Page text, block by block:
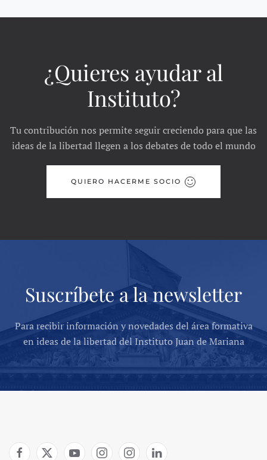
¿Quieres ayudar al
Instituto?
Tu contribución nos permite seguir creciendo para que las
ideas de la libertad llegen a los debates de todo el mundo
QUIERO HACERME SOCIO
Suscríbete a la newsletter
Para recibir información y novedades del área formativa
en ideas de la libertad del Instituto Juan de Mariana